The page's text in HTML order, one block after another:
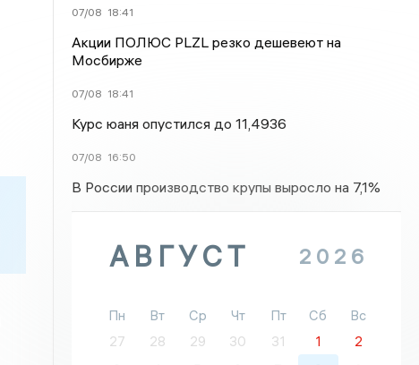
07/08 18:41
Акции ПОЛЮС PLZL резко дешевеют на
Мосбирже
07/08 18:41
Курс юаня опустился до 11,4936
07/08 16:50
В России производство крупы выросло на 7,1%
АВГУСТ 2026
Пн Вт Ср Чт Пт Сб
Вс
27
28 29 30 31 1
2